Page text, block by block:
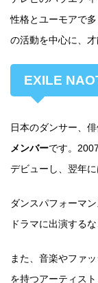
性格とユーモアで
の活動を中心に、才
EXILE
日本のダンサー、俳
メンバーです。
デビューし、翌年に
ダンスパフォーマ
ドラマに出演する
また、音楽やファ
を持つアーティス